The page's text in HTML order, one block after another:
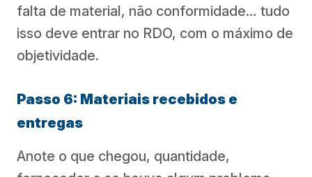
falta de material, não conformidade… tudo
isso deve entrar no RDO, com o máximo de
objetividade.
Passo 6: Materiais recebidos e
entregas
Anote o que chegou, quantidade,